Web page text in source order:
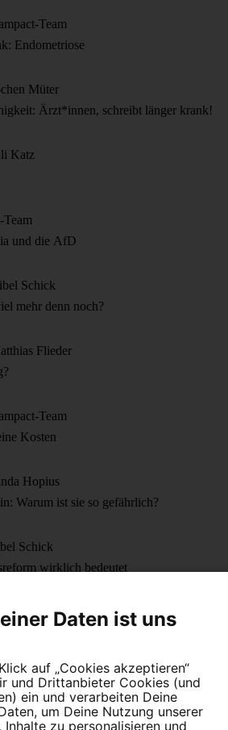
Team
Endometriose
Müter
Ärzt*innen, schreibt länger krank!
Katz
Team
und die AfD
Schick
mehr denn noch?
Flieder
Team
Kosten
Hopius
Warum ist sie so gefährlich?
Schick
wirklich bedeutet
TeamDaten ist uns
auf „Cookies akzeptieren“
und Drittanbieter Cookies (und
ein und verarbeiten Deine
um Deine Nutzung unserer
Inhalte zu personalisieren und